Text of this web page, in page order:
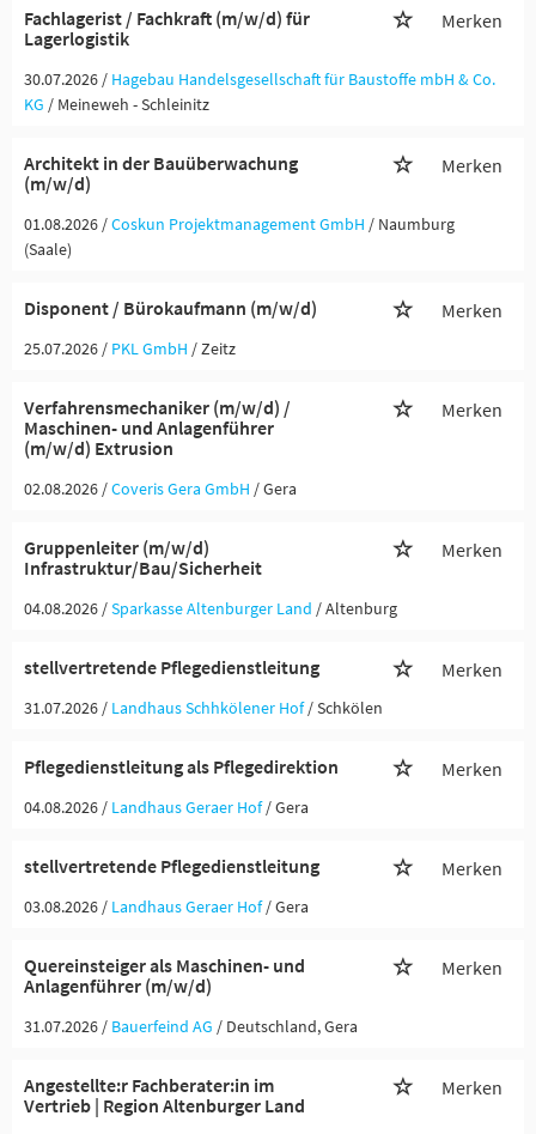
Fachlagerist / Fachkraft (m/w/d) für
Lagerlogistik
Merken
30.07.2026 / Hagebau Handelsgesellschaft für Baustoffe mbH & Co.
KG / Meineweh - Schleinitz
Architekt in der Bauüberwachung
(m/w/d)
Merken
01.08.2026 /Coskun Projektmanagement GmbH / Naumburg
(Saale)
Disponent / Bürokaufmann (m/w/d) Merken
25.07.2026 / PKL GmbH / Zeitz
Verfahrensmechaniker (m/w/d) /
Maschinen- und Anlagenführer
(m/w/d) Extrusion
Merken
02.08.2026 /Coveris Gera GmbH / Gera
Gruppenleiter (m/w/d)
Infrastruktur/Bau/Sicherheit
Merken
04.08.2026 /Sparkasse Altenburger Land / Altenburg
stellvertretende Pflegedienstleitung Merken
31.07.2026 / Landhaus Schhkölener Hof / Schkölen
Pflegedienstleitung als Pflegedirektion Merken
04.08.2026 / Landhaus Geraer Hof / Gera
stellvertretende Pflegedienstleitung Merken
03.08.2026 / Landhaus Geraer Hof / Gera
Quereinsteiger als Maschinen- und
Anlagenführer (m/w/d)
Merken
31.07.2026 / Bauerfeind AG / Deutschland, Gera
Angestellte:r Fachberater:in im
Vertrieb | Region Altenburger Land
Merken